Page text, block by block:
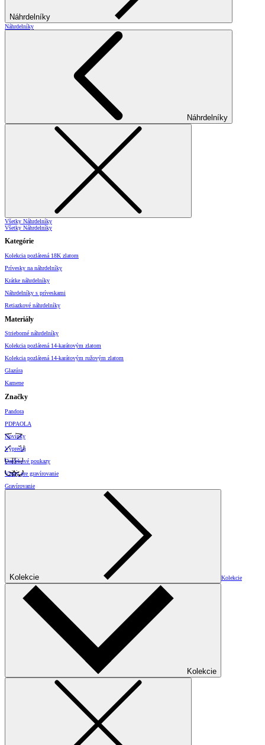
Náhrdelníky
Náhrdelníky
Náhrdelníky
Všetky Náhrdelníky
Všetky Náhrdelníky
Kategórie
Kolekcia pozlátená 18K zlatom
Prívesky na náhrdelníky
Krátke náhrdelníky
Náhrdelníky s príveskami
Retiazkové náhrdelníky
Materiály
Strieborné náhrdelníky
Kolekcia pozlátená 14-karátovým zlatom
Kolekcia pozlátená 14-karátovým ružovým zlatom
Glazúra
Kamene
Značky
Pandora
PDPAOLA
Novinky
Výpredaj
Darčekové poukazy
Vzory pre gravírovanie
Gravírovanie
Kolekcie Kolekcie
Kolekcie